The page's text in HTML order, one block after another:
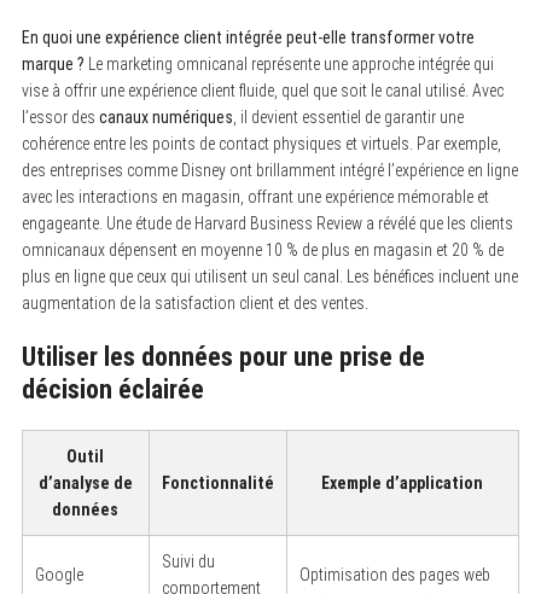
En quoi une expérience client intégrée peut-elle transformer votre
marque ? Le marketing omnicanal représente une approche intégrée qui
vise à offrir une expérience client fluide, quel que soit le canal utilisé. Avec
l’essor des canaux numériques , il devient essentiel de garantir une
cohérence entre les points de contact physiques et virtuels. Par exemple,
des entreprises comme Disney ont brillamment intégré l’expérience en ligne
avec les interactions en magasin, offrant une expérience mémorable et
engageante. Une étude de Harvard Business Review a révélé que les clients
omnicanaux dépensent en moyenne 10 % de plus en magasin et 20 % de
plus en ligne que ceux qui utilisent un seul canal. Les bénéfices incluent une
augmentation de la satisfaction client et des ventes.
Utiliser les données pour une prise de
décision éclairée
Outil
d’analyse de
données
Fonctionnalité Exemple d’application
Google
Suivi du
comportement
Optimisation des pages web